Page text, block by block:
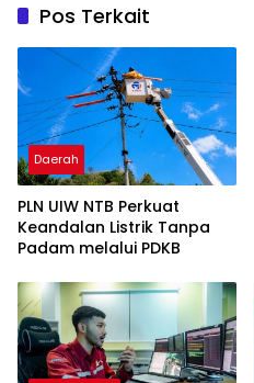
Pos Terkait
Daerah
PLN UIW NTB Perkuat
Keandalan Listrik Tanpa
Padam melalui PDKB